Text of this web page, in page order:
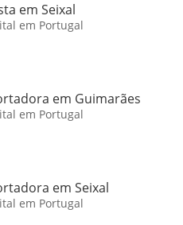
em Seixal
em Portugal
em Guimarães
em Portugal
em Seixal
em Portugal